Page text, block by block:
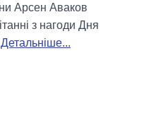
Арсен Аваков
з нагоди Дня
Детальніше...